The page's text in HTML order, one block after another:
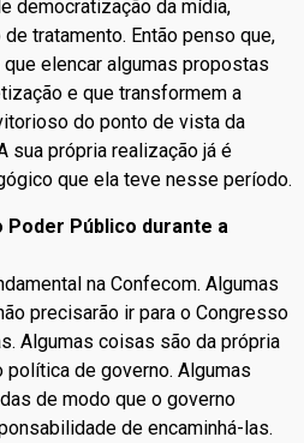
democratização da mídia,
tratamento. Então penso que,
elencar algumas propostas
e que transformem a
do ponto de vista da
sua própria realização já é
que ela teve nesse período.
Poder Público durante a
na Confecom. Algumas
precisarão ir para o Congresso
Algumas coisas são da própria
política de governo. Algumas
de modo que o governo
de encaminhá-las.